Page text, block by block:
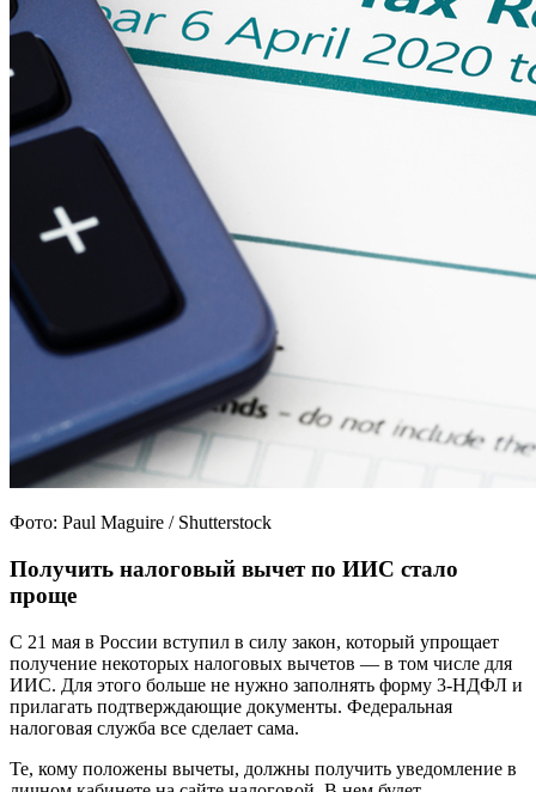
Фото: Paul Maguire / Shutterstock
Получить налоговый вычет по ИИС стало
проще
С 21 мая в России вступил в силу закон, который упрощает
получение некоторых налоговых вычетов — в том числе для
ИИС. Для этого больше не нужно заполнять форму 3-НДФЛ и
прилагать подтверждающие документы. Федеральная
налоговая служба все сделает сама.
Те, кому положены вычеты, должны получить уведомление в